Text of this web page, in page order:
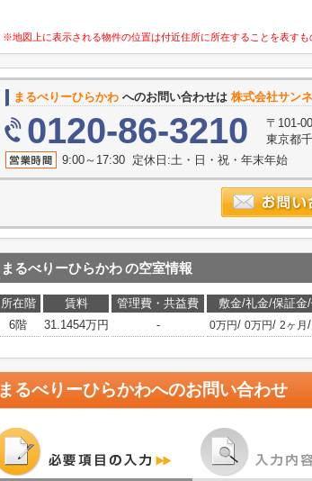
※地図上に表示される物件の位置は付近住所に所在することを表す
まるべりーひらかわ へのお問い合わせは 株式会社サン
0120-86-3210
〒101-
東京都
9:00～17:30 定休日:土・日・祝・年末年始
まるべりーひらかわの空室情報
所在階 賃料 管理費・共益費 敷金/礼金/保証金/
6階
31.1454万円 - 0万円/ 0万円/ 2ヶ月 /
まるべりーひらかわへのお問い合わせ